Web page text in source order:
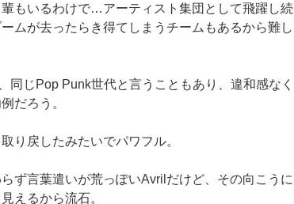
もいるわけで…アーティスト集団として飛躍し続
ムが去ったらき得てしまうチームもあるから難し
同じPop Punk世代と言うこともあり、違和感なく
だろう。
り戻したみたいでパワフル。
ず言葉遣いが荒っぽいAvrilだけど、その向こうに
えるから流石。